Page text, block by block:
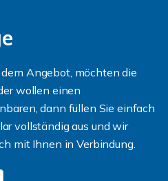
Angebot, möchten die
wollen einen
dann füllen Sie einfach
vollständig aus und wir
mit Ihnen in Verbindung.